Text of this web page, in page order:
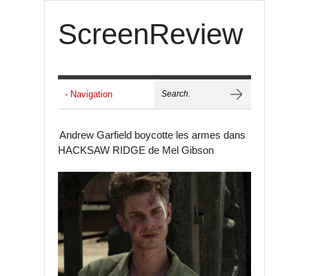
ScreenReview
Andrew Garfield boycotte les armes dans
HACKSAW RIDGE de Mel Gibson